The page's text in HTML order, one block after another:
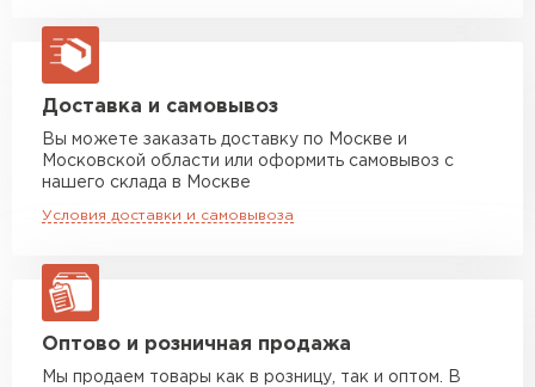
Машина до 20 тн до 80 м3
макс. длина груза 13,5 м
Манипулятор до 5 тн
Манипулятор до 10 тн
макс. длина груза 8 м
макс. длина груза 13,5 м
ЗАКАЗАТЬ С ДОСТАВКОЙ
Доставка и самовывоз
Вы можете заказать доставку по Москве и
Московской области или оформить самовывоз с
нашего склада в Москве
Условия доставки и самовывоза
Оптово и розничная продажа
Мы продаем товары как в розницу, так и оптом. В